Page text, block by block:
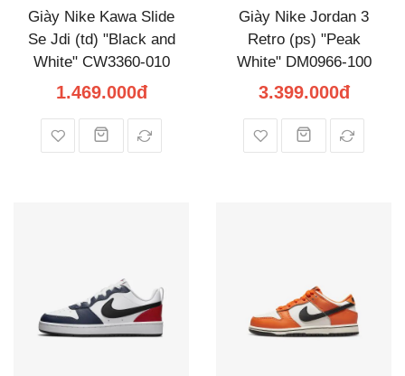
Giày Nike Kawa Slide
Se Jdi (td) "Black and
White" CW3360-010
1.469.000đ
Giày Nike Jordan 3
Retro (ps) "Peak
White" DM0966-100
3.399.000đ